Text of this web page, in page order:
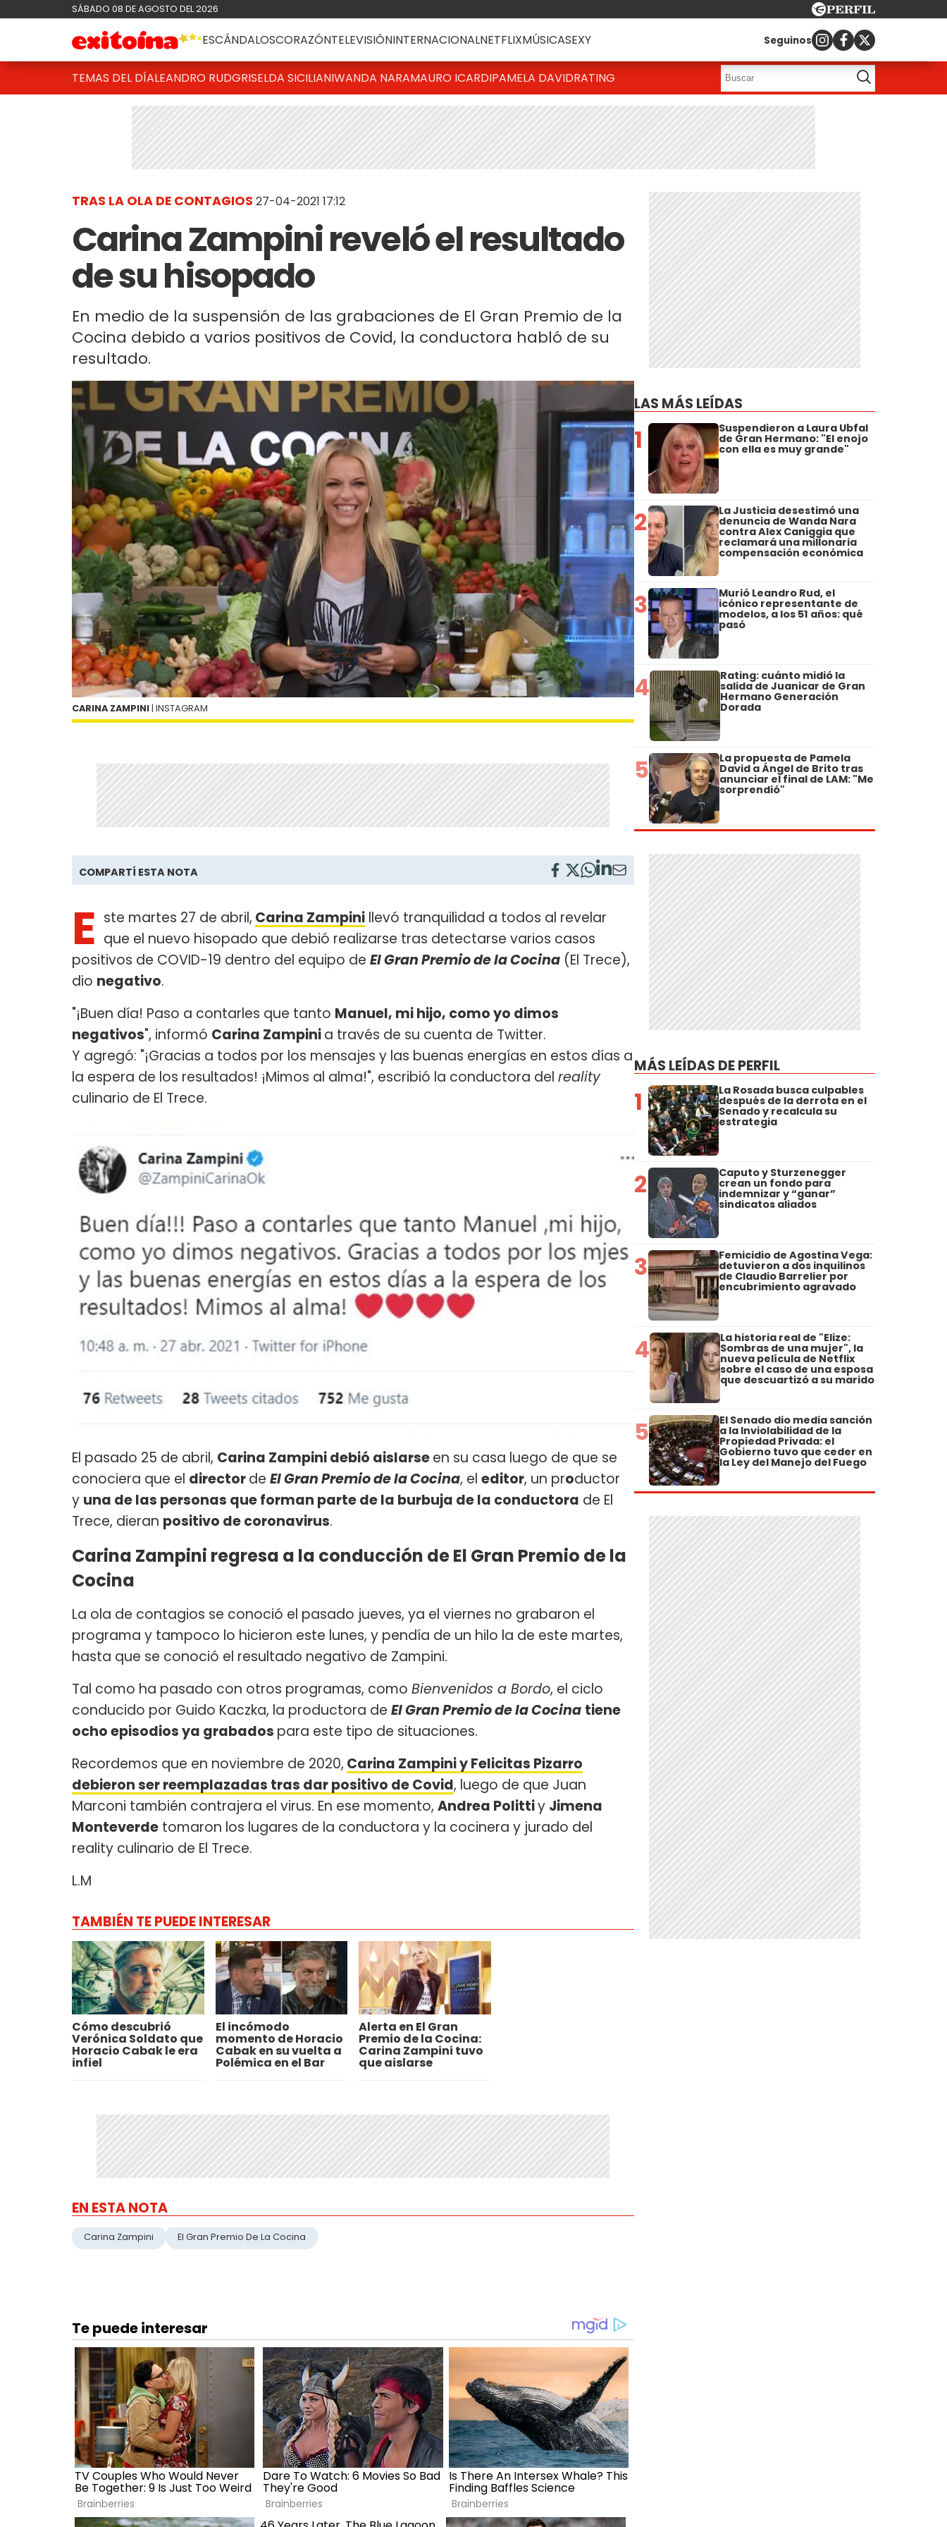
SÁBADO 08 DE AGOSTO DEL 2026
ESCÁNDALOSCORAZÓNTELEVISIÓNINTERNACIONALNETFLIXMÚSICASEXY Seguinos
TEMAS DEL DÍALEANDRO RUDGRISELDA SICILIANIWANDA NARAMAURO ICARDIPAMELA DAVIDRATING
TRAS LA OLA DE CONTAGIOS 27-04-2021 17:12
Carina Zampini reveló el resultado
de su hisopado
En medio de la suspensión de las grabaciones de El Gran Premio de la
Cocina debido a varios positivos de Covid, la conductora habló de su
resultado.
CARINA ZAMPINI | INSTAGRAM
COMPARTÍ ESTA NOTA
E ste martes 27 de abril, Carina Zampini llevó tranquilidad a todos al revelar
que el nuevo hisopado que debió realizarse tras detectarse varios casos
positivos de COVID-19 dentro del equipo de El Gran Premio de la Cocina (El Trece),
dio negativo.
"¡Buen día! Paso a contarles que tanto Manuel, mi hijo, como yo dimos
negativos", informó Carina Zampinia través de su cuenta de Twitter.
Y agregó: "¡Gracias a todos por los mensajes y las buenas energías en estos días a
la espera de los resultados! ¡Mimos al alma!", escribió la conductora del reality
culinario de El Trece.
El pasado 25 de abril, Carina Zampini debió aislarseen su casa luego de que se
conociera que el directorde El Gran Premio de la Cocina, el editor, un productor
y una de las personas que forman parte de la burbuja de la conductora de El
Trece, dieran positivo de coronavirus.
Carina Zampini regresa a la conducción de El Gran Premio de la
Cocina
La ola de contagios se conoció el pasado jueves, ya el viernes no grabaron el
programa y tampoco lo hicieron este lunes, y pendía de un hilo la de este martes,
hasta que se conoció el resultado negativo de Zampini.
Tal como ha pasado con otros programas, como Bienvenidos a Bordo, el ciclo
conducido por Guido Kaczka, la productora de El Gran Premio de la Cocina tiene
ocho episodios ya grabados para este tipo de situaciones.
Recordemos que en noviembre de 2020, Carina Zampini y Felicitas Pizarro
debieron ser reemplazadas tras dar positivo de Covid, luego de que Juan
Marconi también contrajera el virus. En ese momento, Andrea Polittiy Jimena
Monteverde tomaron los lugares de la conductora y la cocinera y jurado del
reality culinario de El Trece.
L.M
TAMBIÉN TE PUEDE INTERESAR
Cómo descubrió
Verónica Soldato que
Horacio Cabak le era
infiel
El incómodo
momento de Horacio
Cabak en su vuelta a
Polémica en el Bar
Alerta en El Gran
Premio de la Cocina:
Carina Zampini tuvo
que aislarse
EN ESTA NOTA
Carina Zampini El Gran Premio De La Cocina
LAS MÁS LEÍDAS
1 Suspendieron a Laura Ubfal
de Gran Hermano: "El enojo
con ella es muy grande"
2 La Justicia desestimó una
denuncia de Wanda Nara
contra Alex Caniggia que
reclamará una millonaria
compensación económica
3 Murió Leandro Rud, el
icónico representante de
modelos, a los 51 años: qué
pasó
4 Rating: cuánto midió la
salida de Juanicar de Gran
Hermano Generación
Dorada
5 La propuesta de Pamela
David a Ángel de Brito tras
anunciar el final de LAM: "Me
sorprendió"
MÁS LEÍDAS DE PERFIL
1 La Rosada busca culpables
después de la derrota en el
Senado y recalcula su
estrategia
2 Caputo y Sturzenegger
crean un fondo para
indemnizar y “ganar”
sindicatos aliados
3 Femicidio de Agostina Vega:
detuvieron a dos inquilinos
de Claudio Barrelier por
encubrimiento agravado
4 La historia real de "Elize:
Sombras de una mujer", la
nueva película de Netflix
sobre el caso de una esposa
que descuartizó a su marido
5 El Senado dio media sanción
a la Inviolabilidad de la
Propiedad Privada: el
Gobierno tuvo que ceder en
la Ley del Manejo del Fuego